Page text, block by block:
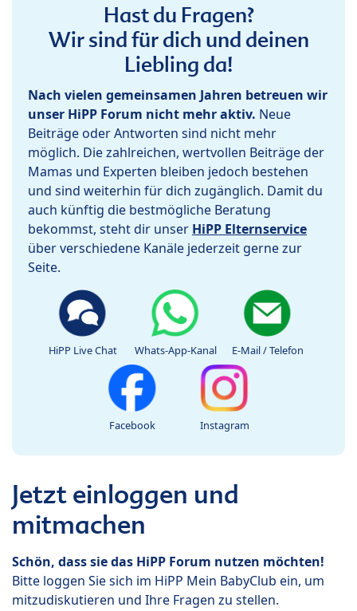
Hast du Fragen?
Wir sind für dich und deinen
Liebling da!
Nach vielen gemeinsamen Jahren betreuen wir
unser HiPP Forum nicht mehr aktiv. Neue
Beiträge oder Antworten sind nicht mehr
möglich. Die zahlreichen, wertvollen Beiträge der
Mamas und Experten bleiben jedoch bestehen
und sind weiterhin für dich zugänglich. Damit du
auch künftig die bestmögliche Beratung
bekommst, steht dir unser HiPP Elternservice
über verschiedene Kanäle jederzeit gerne zur
Seite.
HiPP Live Chat Whats-App-Kanal E-Mail / Telefon
Facebook Instagram
Jetzt einloggen und
mitmachen
Schön, dass sie das HiPP Forum nutzen möchten!
Bitte loggen Sie sich im HiPP Mein BabyClub ein, um
mitzudiskutieren und Ihre Fragen zu stellen.